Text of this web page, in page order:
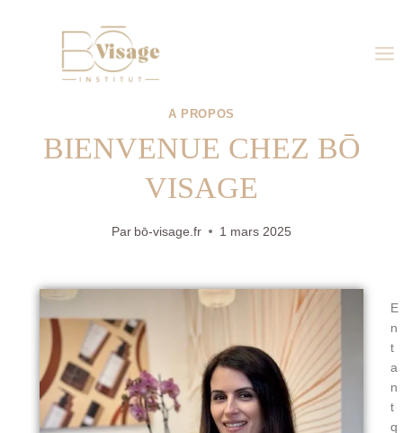
A PROPOS
BIENVENUE CHEZ BŌ
VISAGE
Par bō-visage.fr 1 mars 2025
E
n
t
a
n
t
q